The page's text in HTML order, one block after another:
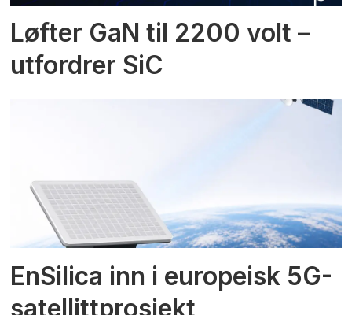
Løfter GaN til 2200 volt –
utfordrer SiC
EnSilica inn i europeisk 5G-
satellittprosjekt